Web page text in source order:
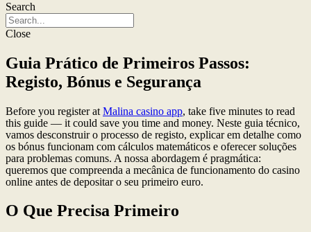
Search
Close
Guia Prático de Primeiros Passos:
Registo, Bónus e Segurança
Before you register at Malina casino app, take five minutes to read
this guide — it could save you time and money. Neste guia técnico,
vamos desconstruir o processo de registo, explicar em detalhe como
os bónus funcionam com cálculos matemáticos e oferecer soluções
para problemas comuns. A nossa abordagem é pragmática:
queremos que compreenda a mecânica de funcionamento do casino
online antes de depositar o seu primeiro euro.
O Que Precisa Primeiro